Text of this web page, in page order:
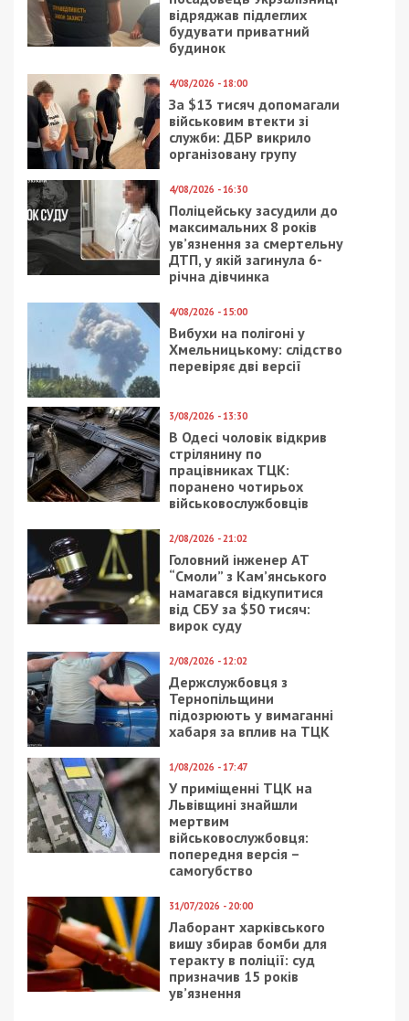
30/03/2025 - 13:40
У Запоріжжі затримали
вчительку, яка
“зливала” позиції ЗСУ
окупантам
У Дніпровському
районі збито керовану
ракету
7/02/2020 - 15:23
В поезда Украины
можно будет заходить
по e-удостоверению
20/10/2017 - 14:15
Днепряне жалуются на
некачественный
ремонт асфальта:
фото
5/08/2026 - 13:24
У Хмельницькому директора мовної школи
підозрюють у розбещенні учениць